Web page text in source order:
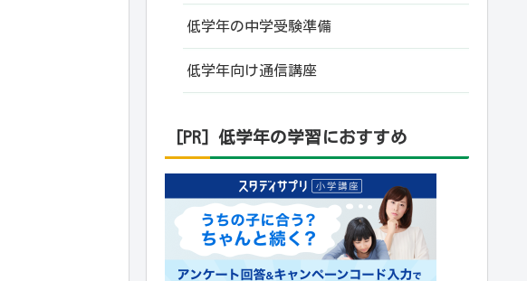
低学年の中学受験準備
低学年向け通信講座
[PR] 低学年の学習におすすめ